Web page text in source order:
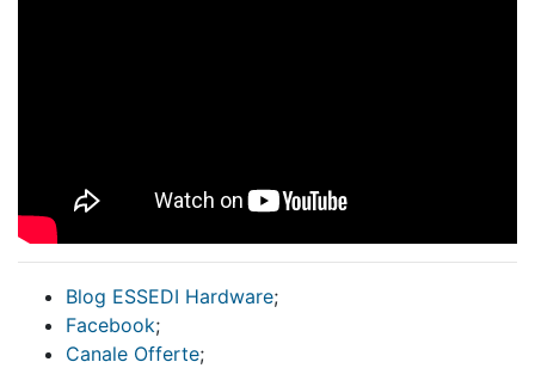
Blog ESSEDI Hardware;
Facebook;
Canale Offerte;